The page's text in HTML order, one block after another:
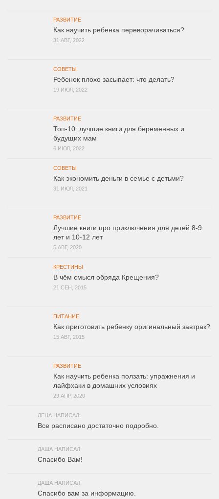
РАЗВИТИЕ
Как научить ребенка переворачиваться?
31 АВГ, 2022
СОВЕТЫ
Ребенок плохо засыпает: что делать?
19 ИЮЛ, 2022
РАЗВИТИЕ
Топ-10: лучшие книги для беременных и
будущих мам
6 ИЮЛ, 2022
СОВЕТЫ
Как экономить деньги в семье с детьми?
31 ИЮЛ, 2021
РАЗВИТИЕ
Лучшие книги про приключения для детей 8-9
лет и 10-12 лет
5 АВГ, 2020
КРЕСТИНЫ
В чём смысл обряда Крещения?
21 СЕН, 2015
ПИТАНИЕ
Как приготовить ребенку оригинальный завтрак?
15 АВГ, 2015
РАЗВИТИЕ
Как научить ребенка ползать: упражнения и
лайфхаки в домашних условиях
29 АПР, 2020
ЛЕНА НАПИСАЛ:
Все расписано достаточно подробно.
ДАША НАПИСАЛ:
Спасибо Вам!
ДАША НАПИСАЛ:
Спасибо вам за информацию.